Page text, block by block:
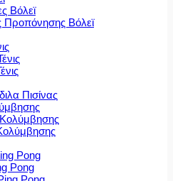
Βόλεϊ
Προπόνησης Βόλεϊ
Πισίνας
Pong
Pong